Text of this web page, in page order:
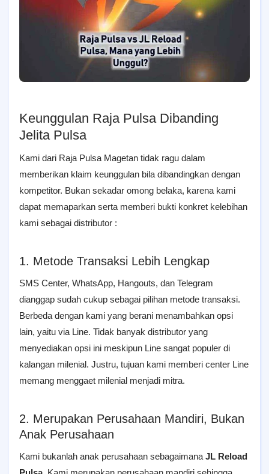
Keunggulan Raja Pulsa Dibanding
Jelita Pulsa
Kami dari Raja Pulsa Magetan tidak ragu dalam
memberikan klaim keunggulan bila dibandingkan dengan
kompetitor. Bukan sekadar omong belaka, karena kami
dapat memaparkan serta memberi bukti konkret kelebihan
kami sebagai distributor :
1. Metode Transaksi Lebih Lengkap
SMS Center, WhatsApp, Hangouts, dan Telegram
dianggap sudah cukup sebagai pilihan metode transaksi.
Berbeda dengan kami yang berani menambahkan opsi
lain, yaitu via Line. Tidak banyak distributor yang
menyediakan opsi ini meskipun Line sangat populer di
kalangan milenial. Justru, tujuan kami memberi center Line
memang menggaet milenial menjadi mitra.
2. Merupakan Perusahaan Mandiri, Bukan
Anak Perusahaan
Kami bukanlah anak perusahaan sebagaimana JL Reload